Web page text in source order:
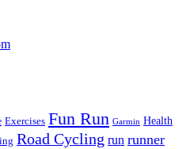
Exercises Fun Run Garmin Health
Road Cycling run runner